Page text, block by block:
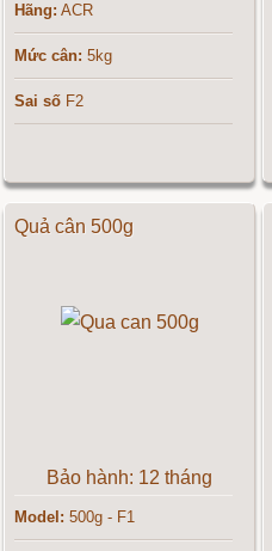
Hãng: ACR
Mức cân: 5kg
Sai số F2
Quả cân 500g
Bảo hành: 12 tháng
Model: 500g - F1